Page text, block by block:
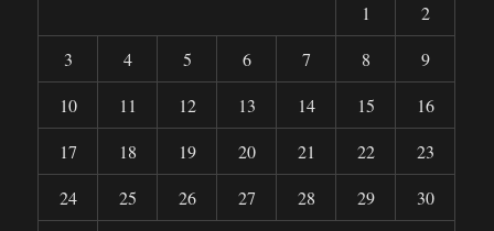
1
2
3
4 5 6 7 8
9
10
11 12 13 14 15
16
17
18 19 20 21 22
23
24
25 26 27 28 29
30